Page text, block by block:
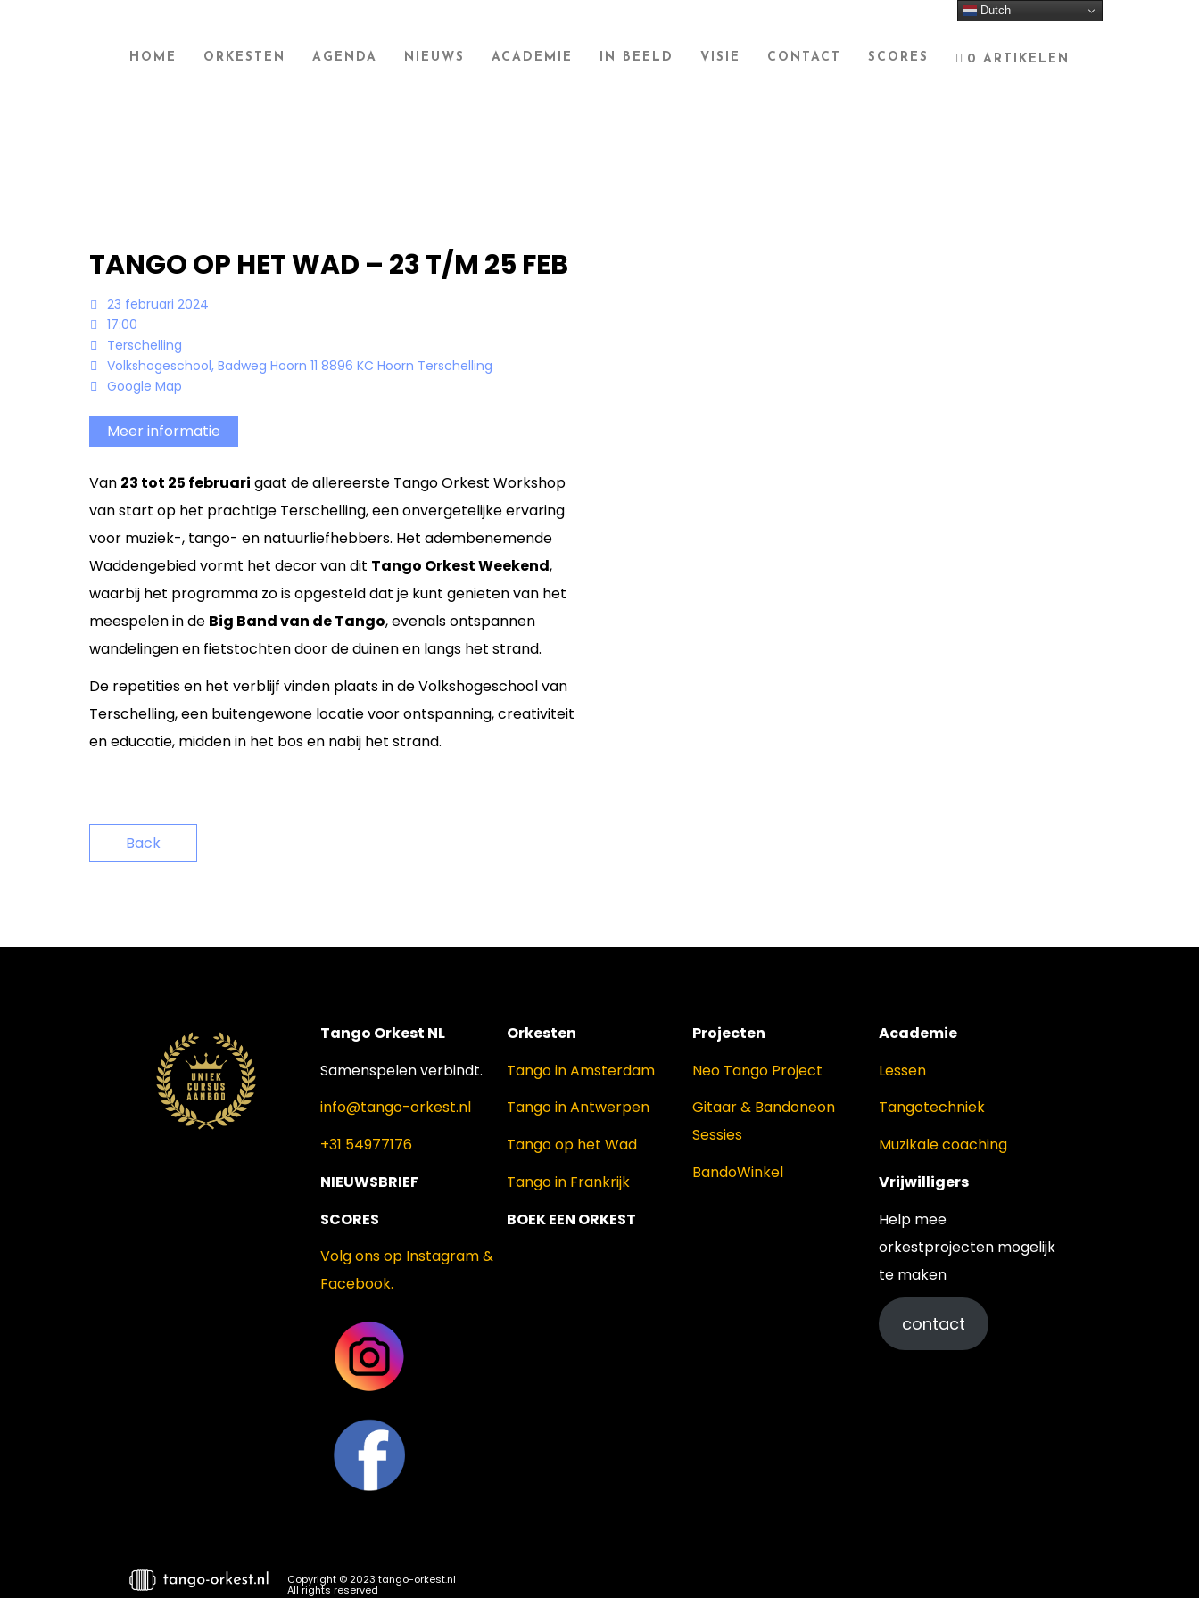
HOME ORKESTEN AGENDA NIEUWS ACADEMIE IN BEELD VISIE CONTACT SCORES 0 ARTIKELEN
TANGO OP HET WAD – 23 T/M 25 FEB
23 februari 2024
17:00
Terschelling
Volkshogeschool, Badweg Hoorn 11 8896 KC Hoorn Terschelling
Google Map
Meer informatie
Van 23 tot 25 februari gaat de allereerste Tango Orkest Workshop
van start op het prachtige Terschelling, een onvergetelijke ervaring
voor muziek-, tango- en natuurliefhebbers. Het adembenemende
Waddengebied vormt het decor van dit Tango Orkest Weekend,
waarbij het programma zo is opgesteld dat je kunt genieten van het
meespelen in de Big Band van de Tango, evenals ontspannen
wandelingen en fietstochten door de duinen en langs het strand.
De repetities en het verblijf vinden plaats in de Volkshogeschool van
Terschelling, een buitengewone locatie voor ontspanning, creativiteit
en educatie, midden in het bos en nabij het strand.
Back
Tango Orkest NL
Samenspelen verbindt.
info@tango-orkest.nl
+31 54977176
NIEUWSBRIEF
SCORES
Volg ons op Instagram &
Facebook.
Orkesten
Tango in Amsterdam
Tango in Antwerpen
Tango op het Wad
Tango in Frankrijk
BOEK EEN ORKEST
Projecten
Neo Tango Project
Gitaar & Bandoneon
Sessies
BandoWinkel
Academie
Lessen
Tangotechniek
Muzikale coaching
Vrijwilligers
Help mee
orkestprojecten mogelijk
te maken
contact
Copyright © 2023 tango-orkest.nl
All rights reserved
Dutch